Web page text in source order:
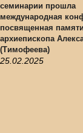
семинарии прошла
международная
посвященная памяти
архиепископа
(Тимофеева)
25.02.2025